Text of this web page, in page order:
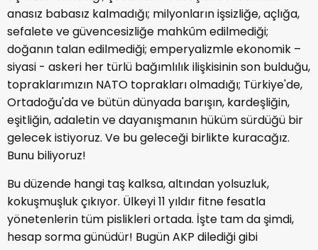
anasız babasız kalmadığı; milyonların işsizliğe, açlığa,
sefalete ve güvencesizliğe mahkûm edilmediği;
doğanın talan edilmediği; emperyalizmle ekonomik –
siyasi - askeri her türlü bağımlılık ilişkisinin son bulduğu,
topraklarımızın NATO toprakları olmadığı; Türkiye'de,
Ortadoğu'da ve bütün dünyada barışın, kardeşliğin,
eşitliğin, adaletin ve dayanışmanın hüküm sürdüğü bir
gelecek istiyoruz. Ve bu geleceği birlikte kuracağız.
Bunu biliyoruz!
Bu düzende hangi taş kalksa, altından yolsuzluk,
kokuşmuşluk çıkıyor. Ülkeyi 11 yıldır fitne fesatla
yönetenlerin tüm pislikleri ortada. İşte tam da şimdi,
hesap sorma günüdür! Bugün AKP dilediği gibi